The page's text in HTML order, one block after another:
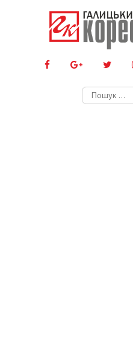
Пошук: